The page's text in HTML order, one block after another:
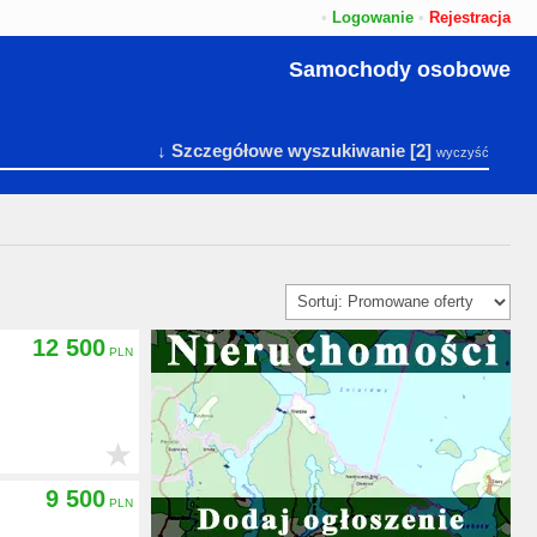
• Logowanie • Rejestracja
Samochody osobowe
↓ Szczegółowe wyszukiwanie[2] wyczyść
12 500
★
9 500